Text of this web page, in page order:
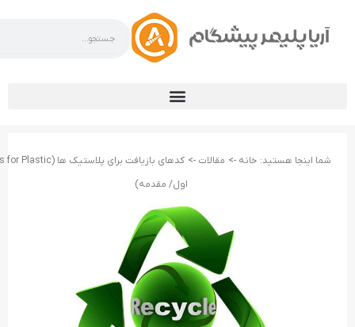
شما اینجا هستید: خانه -> مقالات ->
اول/ مقدمه)